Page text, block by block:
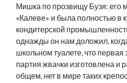
Мишка по прозвищу Бузя: его
«Калеве» и была полностью в
кондитерской
однажды он нам доложил,
школьном туалете, что
партия жвачки изготовлена и
общем, нет в мире таких